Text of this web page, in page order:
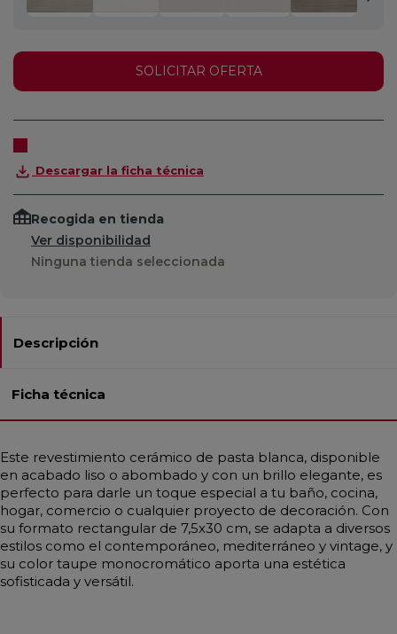
SOLICITAR OFERTA
Descargar la ficha técnica
Recogida en tienda
Ver disponibilidad
Ninguna tienda seleccionada
Descripción
Ficha técnica
Este revestimiento cerámico de pasta blanca, disponible
en acabado liso o abombado y con un brillo elegante, es
perfecto para darle un toque especial a tu baño, cocina,
hogar, comercio o cualquier proyecto de decoración. Con
su formato rectangular de 7,5x30 cm, se adapta a diversos
estilos como el contemporáneo, mediterráneo y vintage, y
su color taupe monocromático aporta una estética
sofisticada y versátil.